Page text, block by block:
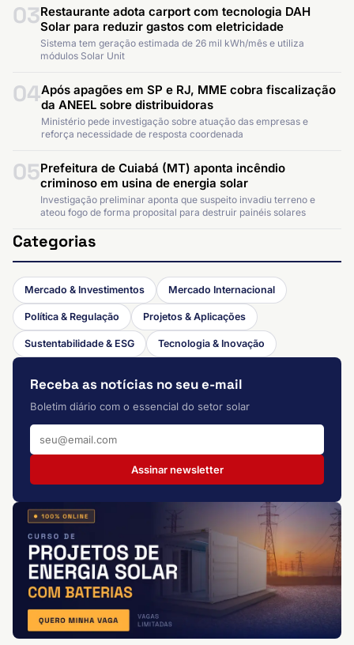
03Restaurante adota carport com tecnologia DAH
Solar para reduzir gastos com eletricidade
Sistema tem geração estimada de 26 mil kWh/mês e utiliza
módulos Solar Unit
04Após apagões em SP e RJ, MME cobra fiscalização
da ANEEL sobre distribuidoras
Ministério pede investigação sobre atuação das empresas e
reforça necessidade de resposta coordenada
05Prefeitura de Cuiabá (MT) aponta incêndio
criminoso em usina de energia solar
Investigação preliminar aponta que suspeito invadiu terreno e
ateou fogo de forma proposital para destruir painéis solares
Categorias
Mercado & Investimentos Mercado Internacional
Política & Regulação Projetos & Aplicações
Sustentabilidade & ESG Tecnologia & Inovação
Receba as notícias no seu e-mail
Boletim diário com o essencial do setor solar
Assinar newsletter